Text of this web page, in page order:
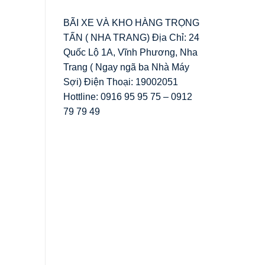
BÃI XE VÀ KHO HÀNG TRỌNG
TẤN ( NHA TRANG) Địa Chỉ: 24
Quốc Lộ 1A, Vĩnh Phương, Nha
Trang ( Ngay ngã ba Nhà Máy
Sợi) Điện Thoại: 19002051
Hottline: 0916 95 95 75 – 0912
79 79 49